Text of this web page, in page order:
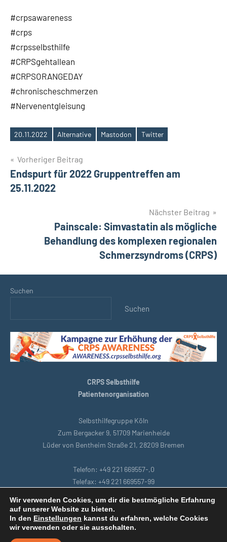
#crpsawareness
#crps
#crpsselbsthilfe
#CRPSgehtallean
#CRPSORANGEDAY
#chronischeschmerzen
#Nervenentgleisung
Schlagwörter
20.11.2022 Alternative Mastodon Twitter
Beitragsnavigation
Vorheriger Beitrag
Endspurt für 2022 Gruppentreffen am
25.11.2022
Nächster Beitrag
Painscale: Simvastatin als mögliche
Behandlung des komplexen regionalen
Schmerzsyndroms (CRPS)
Suchen
Suchen
CRPS Selbsthilfe
Patientenorganisation
Selbsthilfegruppe Köln
Zum Bergacker 9, 51709 Marienheide
Lüder von Bentheim Straße 21, 28209 Bremen
Telefon: +49 221 669557-,0
Telefax: +49 221 669557-99
Startseite|Bremen |Datenschutzbestimmungen|Intranet|
Impressum|Remoteunterstützung
Wir verwenden Cookies, um dir die bestmögliche Erfahrung
auf unserer Website zu bieten.
In den Einstellungen kannst du erfahren, welche Cookies
wir verwenden oder sie ausschalten.